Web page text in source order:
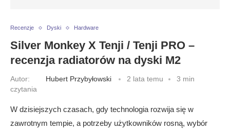
Recenzje Dyski Hardware
Silver Monkey X Tenji / Tenji PRO –
recenzja radiatorów na dyski M2
Autor: Hubert Przybyłowski 2 lata temu
3 min
czytania
W dzisiejszych czasach, gdy technologia rozwija się w
zawrotnym tempie, a potrzeby użytkowników rosną, wybór